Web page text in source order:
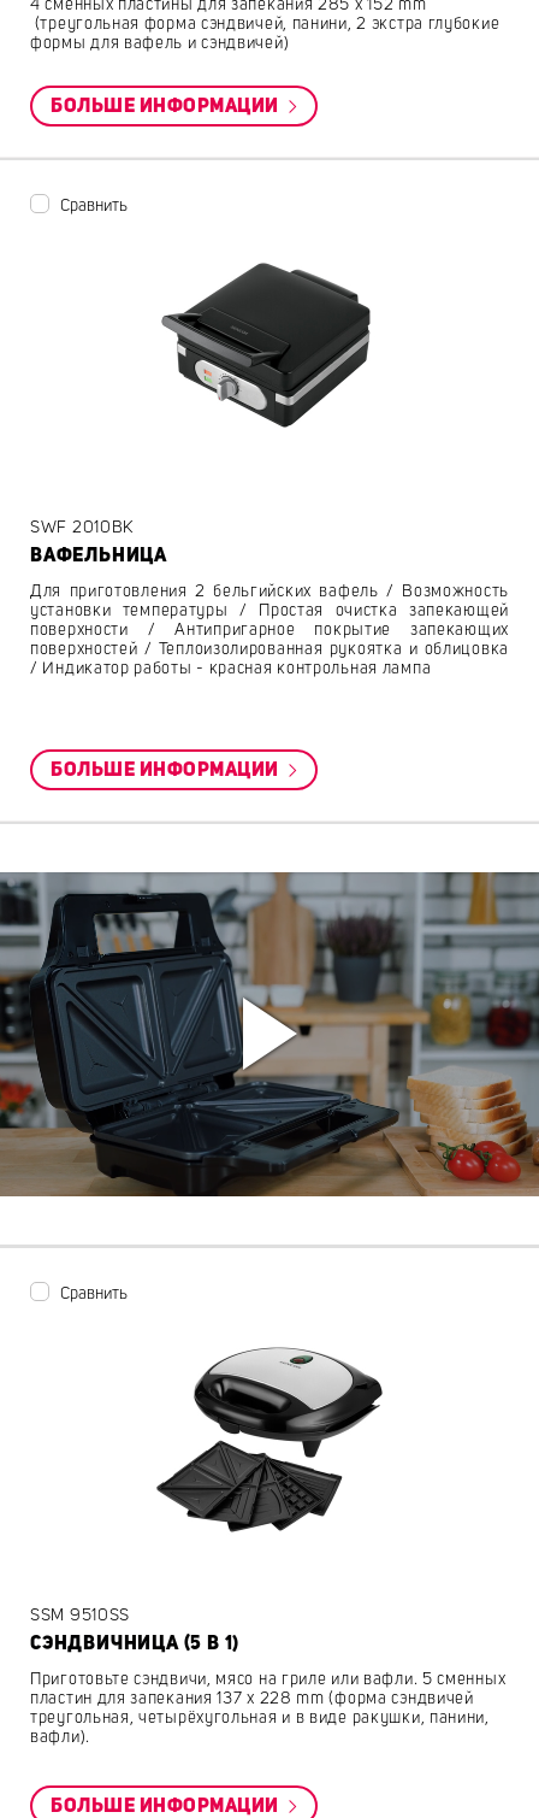
4 сменных пластины для запекания 285 x 152 mm
(треугольная форма сэндвичей, панини, 2 экстра глубокие
формы для вафель и сэндвичей)
БОЛЬШЕ ИНФОРМАЦИИ
Сравнить
SWF 2010BK
ВАФЕЛЬНИЦА
Для приготовления 2 бельгийских вафель / Возможность
установки температуры / Простая очистка запекающей
поверхности / Антипригарное покрытие запекающих
поверхностей / Теплоизолированная рукоятка и облицовка
/ Индикатор работы - красная контрольная лампа
БОЛЬШЕ ИНФОРМАЦИИ
Сравнить
SSM 9510SS
СЭНДВИЧНИЦА (5 В 1)
Приготовьте сэндвичи, мясо на гриле или вафли. 5 сменных
пластин для запекания 137 x 228 mm (форма сэндвичей
треугольная, четырёхугольная и в виде ракушки, панини,
вафли).
БОЛЬШЕ ИНФОРМАЦИИ